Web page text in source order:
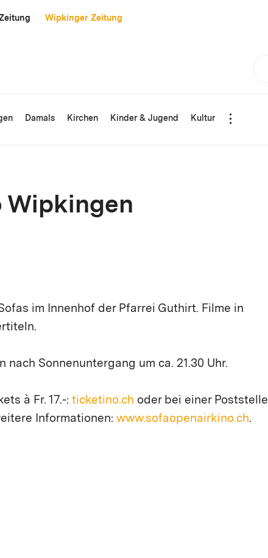
Wipkinger Zeitung
Damals Kirchen Kinder & Jugend Kultur
Wipkingen
im Innenhof der Pfarrei Guthirt. Filme in
nach Sonnenuntergang um ca. 21.30 Uhr.
à Fr. 17.-: ticketino.ch oder bei einer Poststelle
Informationen: www.sofaopenairkino.ch.